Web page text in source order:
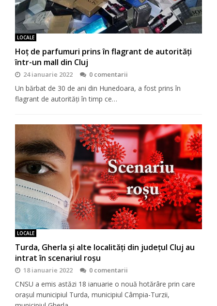
LOCALE
Hoț de parfumuri prins în flagrant de autorități
într-un mall din Cluj
24 ianuarie 2022 0 comentarii
Un bărbat de 30 de ani din Hunedoara, a fost prins în
flagrant de autorități în timp ce…
LOCALE
Turda, Gherla și alte localități din județul Cluj au
intrat în scenariul roșu
18 ianuarie 2022 0 comentarii
CNSU a emis astăzi 18 ianuarie o nouă hotărâre prin care
orașul municipiul Turda, municipiul Câmpia-Turzii,